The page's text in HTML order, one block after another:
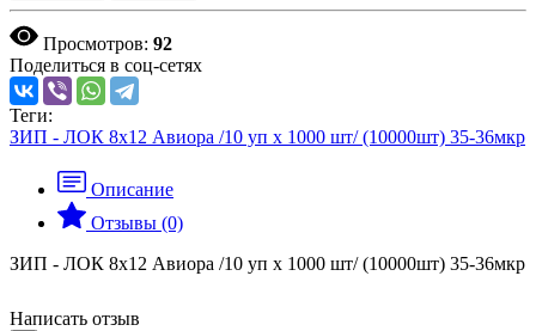
Просмотров: 92
Поделиться в соц-сетях
Теги:
ЗИП - ЛОК 8х12 Авиора /10 уп х 1000 шт/ (10000шт) 35-36мкр
Описание
Отзывы (0)
ЗИП - ЛОК 8х12 Авиора /10 уп х 1000 шт/ (10000шт) 35-36мкр
Написать отзыв